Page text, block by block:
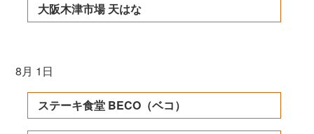
大阪木津市場 天はな
8月 1日
ステーキ食堂 BECO（ベコ）